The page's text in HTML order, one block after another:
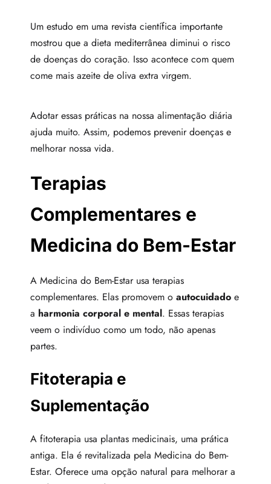
Um estudo em uma revista científica importante
mostrou que a dieta mediterrânea diminui o risco
de doenças do coração. Isso acontece com quem
come mais azeite de oliva extra virgem.
Adotar essas práticas na nossa alimentação diária
ajuda muito. Assim, podemos prevenir doenças e
melhorar nossa vida.
Terapias
Complementares e
Medicina do Bem-Estar
A Medicina do Bem-Estar usa terapias
complementares. Elas promovem o autocuidado e
a harmonia corporal e mental. Essas terapias
veem o indivíduo como um todo, não apenas
partes.
Fitoterapia e
Suplementação
A fitoterapia usa plantas medicinais, uma prática
antiga. Ela é revitalizada pela Medicina do Bem-
Estar. Oferece uma opção natural para melhorar a